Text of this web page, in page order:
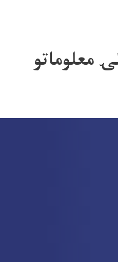
معلوماتو